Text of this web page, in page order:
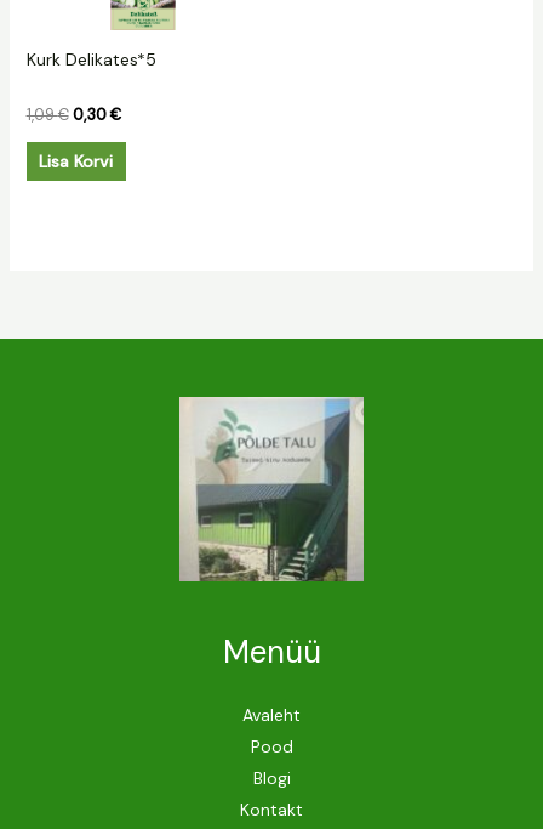
Kurk Delikates*5
1,09€ 0,30€
Lisa Korvi
Menüü
Avaleht
Pood
Blogi
Kontakt